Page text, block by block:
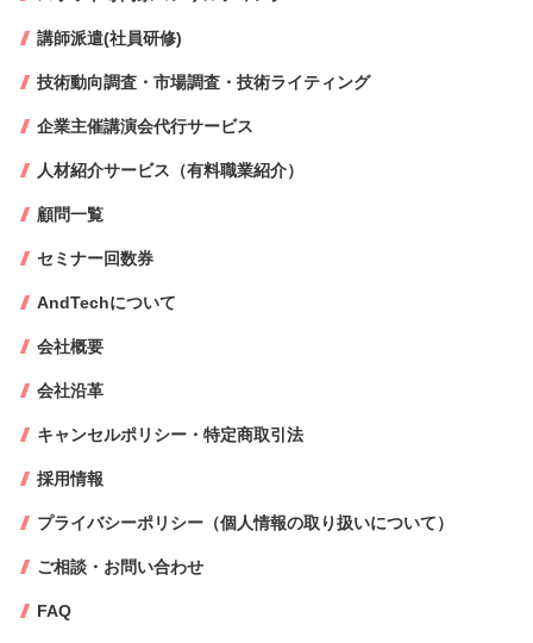
講師派遣(社員研修)
技術動向調査・市場調査・技術ライティング
企業主催講演会代行サービス
人材紹介サービス（有料職業紹介）
顧問一覧
セミナー回数券
AndTechについて
会社概要
会社沿革
キャンセルポリシー・特定商取引法
採用情報
プライバシーポリシー（個人情報の取り扱いについて）
ご相談・お問い合わせ
FAQ